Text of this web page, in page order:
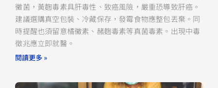
黴菌，黃麴毒素具肝毒性、致癌風險，嚴重恐導致肝癌。
建議選購真空包裝、冷藏保存，發霉食物應整包丟棄。同
時提醒也須留意橘黴素、赭麴毒素等真菌毒素。出現中毒
徵兆應立即就醫。
閱讀更多 »